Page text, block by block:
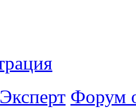
Форум